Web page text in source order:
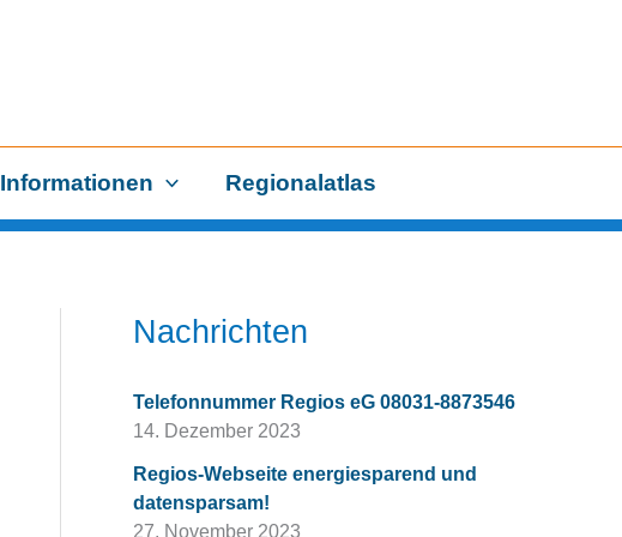
Informationen Regionalatlas
Nachrichten
Telefonnummer Regios eG 08031-8873546
14. Dezember 2023
Regios-Webseite energiesparend und
datensparsam!
27. November 2023